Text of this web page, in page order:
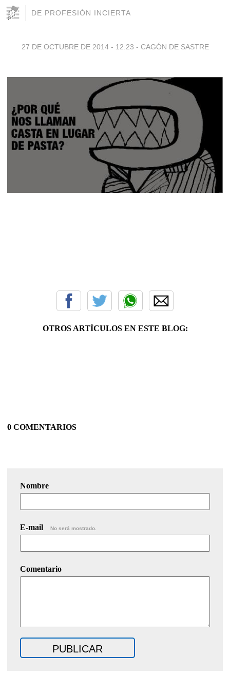
DE PROFESIÓN INCIERTA
27 DE OCTUBRE DE 2014 - 12:23 - CAGÓN DE SASTRE
OTROS ARTÍCULOS EN ESTE BLOG:
0 COMENTARIOS
Nombre
E-mail No será mostrado.
Comentario